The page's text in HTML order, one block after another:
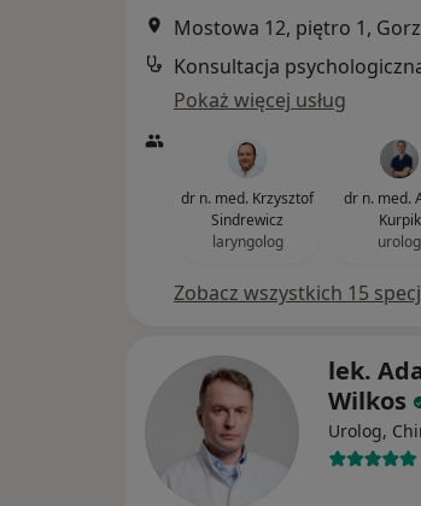
Konsultacja
Pokaż więcej usług
dr n. med. Krzysztof
Sindrewicz
laryngolog
dr n. med.
Kurpik
urolog
Zobacz wszystkich 15
lek.
Wilkos
Urolog,